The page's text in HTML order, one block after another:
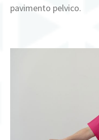
pavimento pelvico.